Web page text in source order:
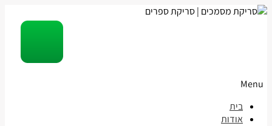
Skip בית
אודות